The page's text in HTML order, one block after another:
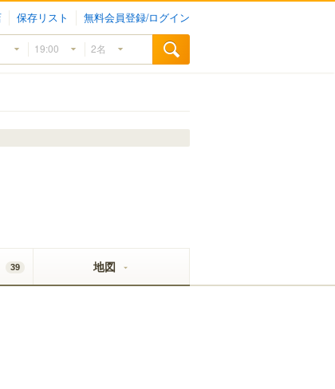
保存リスト 無料会員登録/ログイン
39 地図